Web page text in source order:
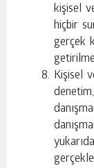
kişisel
hiçbir
gerçek
Kişisel